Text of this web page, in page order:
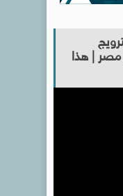
مصر | هذا